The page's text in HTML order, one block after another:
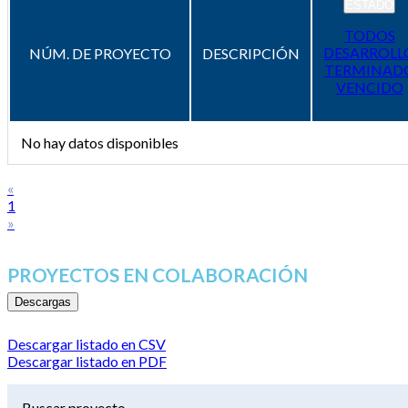
NÚM. DE PROYECTO DESCRIPCIÓN
TODOS
VENCIDO
No hay datos disponibles
«
1
»
PROYECTOS EN COLABORACIÓN
Descargas
Descargar listado en CSV
Descargar listado en PDF